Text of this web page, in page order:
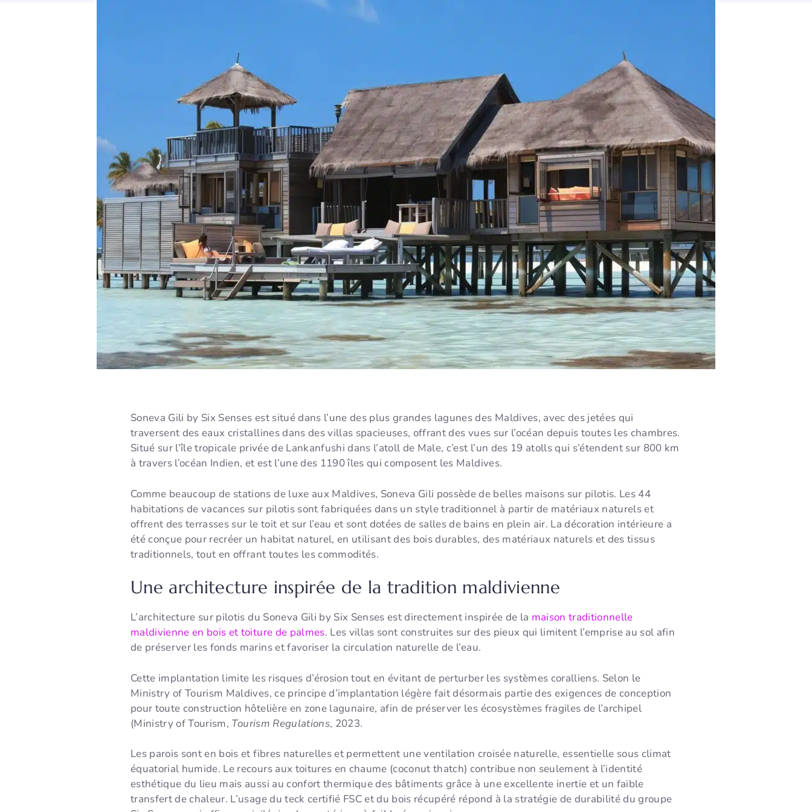
Soneva Gili by Six Senses est situé dans l’une des plus grandes lagunes des Maldives, avec des jetées qui
traversent des eaux cristallines dans des villas spacieuses, offrant des vues sur l’océan depuis toutes les chambres.
Situé sur l’île tropicale privée de Lankanfushi dans l’atoll de Male, c’est l’un des 19 atolls qui s’étendent sur 800 km
à travers l’océan Indien, et est l’une des 1190 îles qui composent les Maldives.
Comme beaucoup de stations de luxe aux Maldives, Soneva Gili possède de belles maisons sur pilotis. Les 44
habitations de vacances sur pilotis sont fabriquées dans un style traditionnel à partir de matériaux naturels et
offrent des terrasses sur le toit et sur l’eau et sont dotées de salles de bains en plein air. La décoration intérieure a
été conçue pour recréer un habitat naturel, en utilisant des bois durables, des matériaux naturels et des tissus
traditionnels, tout en offrant toutes les commodités.
Une architecture inspirée de la tradition maldivienne
L’architecture sur pilotis du Soneva Gili by Six Senses est directement inspirée de la maison traditionnelle
maldivienne en bois et toiture de palmes. Les villas sont construites sur des pieux qui limitent l’emprise au sol afin
de préserver les fonds marins et favoriser la circulation naturelle de l’eau.
Cette implantation limite les risques d’érosion tout en évitant de perturber les systèmes coralliens. Selon le
Ministry of Tourism Maldives, ce principe d’implantation légère fait désormais partie des exigences de conception
pour toute construction hôtelière en zone lagunaire, afin de préserver les écosystèmes fragiles de l’archipel
(Ministry of Tourism, Tourism Regulations, 2023.
Les parois sont en bois et fibres naturelles et permettent une ventilation croisée naturelle, essentielle sous climat
équatorial humide. Le recours aux toitures en chaume (coconut thatch) contribue non seulement à l’identité
esthétique du lieu mais aussi au confort thermique des bâtiments grâce à une excellente inertie et un faible
transfert de chaleur. L’usage du teck certifié FSC et du bois récupéré répond à la stratégie de durabilité du groupe